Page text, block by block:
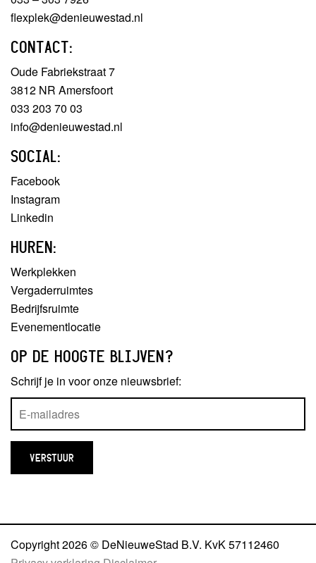
flexplek@denieuwestad.nl
CONTACT:
Oude Fabriekstraat 7
3812 NR Amersfoort
033 203 70 03
info@denieuwestad.nl
SOCIAL:
Facebook
Instagram
Linkedin
HUREN:
Werkplekken
Vergaderruimtes
Bedrijfsruimte
Evenementlocatie
OP DE HOOGTE BLIJVEN?
Schrijf je in voor onze nieuwsbrief:
Copyright 2026 © DeNieuweStad B.V. KvK 57112460